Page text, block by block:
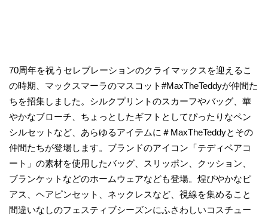
70周年を祝うセレブレーションのクライマックスを迎えるこ
の時期、マックスマーラのマスコット#MaxTheTeddyが仲間た
ちを招集しました。シルクプリントのスカーフやバッグ、華
やかなブローチ、ちょっとしたギフトとしてぴったりなペン
シルセットなど、あらゆるアイテムに＃MaxTheTeddyとその
仲間たちが登場します。ブランドのアイコン「テディベアコ
ート」の素材を使用したバッグ、スリッポン、クッション、
ブランケットなどのホームウェアなども登場。煌びやかなピ
アス、ヘアピンセット、ネックレスなど、視線を集めること
間違いなしのフェスティブシーズンにふさわしいコスチュー